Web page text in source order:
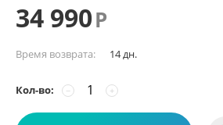
34 990Р
Время возврата: 14 дн.
Кол-во: +
−